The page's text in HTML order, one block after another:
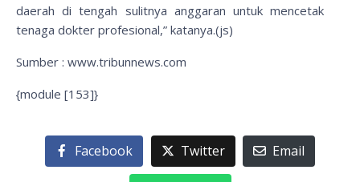
daerah di tengah sulitnya anggaran untuk mencetak
tenaga dokter profesional,” katanya.(js)
Sumber : www.tribunnews.com
{module [153]}
Facebook Twitter Email